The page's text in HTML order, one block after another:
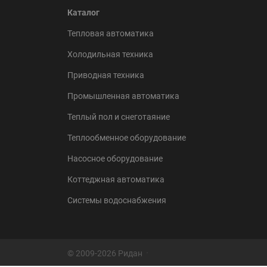
Каталог
Тепловая автоматика
Холодильная техника
Приводная техника
Промышленная автоматика
Теплый пол и снеготаяние
Теплообменное оборудование
Насосное оборудование
Коттеджная автоматика
Системы водоснабжения
© 2009-2026 Ридан